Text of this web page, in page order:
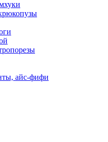
айс-фифи